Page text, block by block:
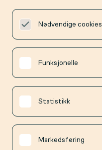
Nødvendige cookies
Funksjonelle
Statistikk
Markedsføring